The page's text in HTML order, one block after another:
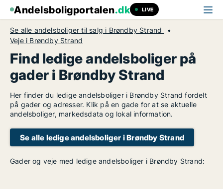
Andelsboligportalen.dk LIVE
Se alle andelsboliger til salg i Brøndby Strand
Veje i Brøndby Strand
Find ledige andelsboliger på
gader i Brøndby Strand
Her finder du ledige andelsboliger i Brøndby Strand fordelt
på gader og adresser. Klik på en gade for at se aktuelle
andelsboliger, markedsdata og lokal information.
Se alle ledige andelsboliger i Brøndby Strand
Gader og veje med ledige andelsboliger i Brøndby Strand: